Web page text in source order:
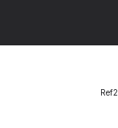
Ref2